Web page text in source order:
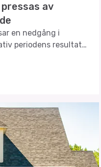
av
en nedgång i
periodens resultat